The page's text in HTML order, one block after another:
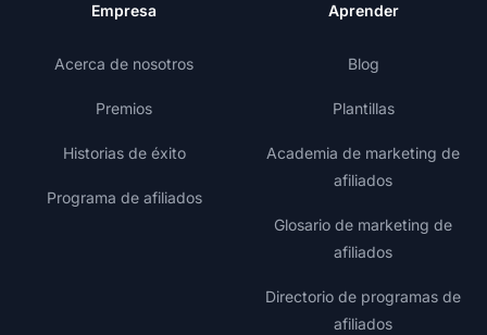
Empresa
Acerca de nosotros
Premios
Historias de éxito
Programa de afiliados
Aprender
Blog
Plantillas
Academia de marketing de
afiliados
Glosario de marketing de
afiliados
Directorio de programas de
afiliados